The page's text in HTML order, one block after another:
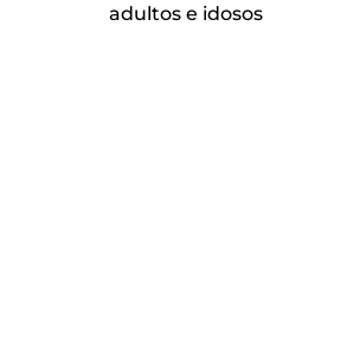
adultos e idosos